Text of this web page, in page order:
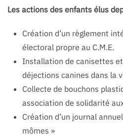
Les actions des enfants élus
Création d’un règlement
électoral propre au C.M.E.
Installation de canisettes
déjections canines dans la
Collecte de bouchons
association de solidarité
Création d’un journal
mômes »